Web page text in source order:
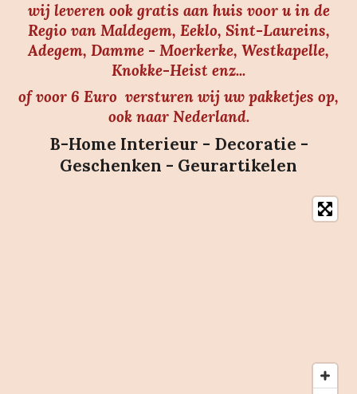
wij leveren ook gratis aan huis voor u in de
Regio van Maldegem, Eeklo, Sint-Laureins,
Adegem, Damme - Moerkerke, Westkapelle,
Knokke-Heist enz...
of voor 6 Euro versturen wij uw pakketjes op,
ook naar Nederland.
B-Home Interieur - Decoratie -
Geschenken - Geurartikelen